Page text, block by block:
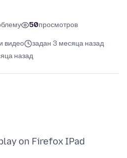
50просмотров
видео
задан 3 месяца назад
назад